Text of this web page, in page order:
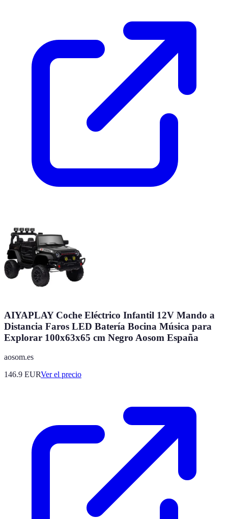
AIYAPLAY Coche Eléctrico Infantil 12V Mando a
Distancia Faros LED Batería Bocina Música para
Explorar 100x63x65 cm Negro Aosom España
aosom.es
146.9 EURVer el precio